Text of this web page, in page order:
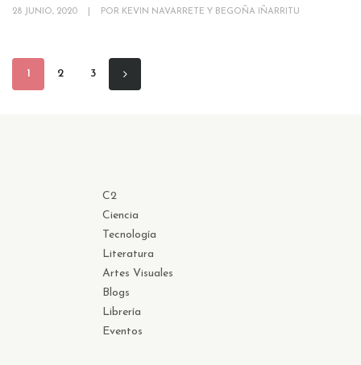
28 JUNIO, 2020 POR KEVIN NAVARRETE Y BEGOÑA IÑARRITU
1 2 3
C2
Ciencia
Tecnología
Literatura
Artes Visuales
Blogs
Librería
Eventos